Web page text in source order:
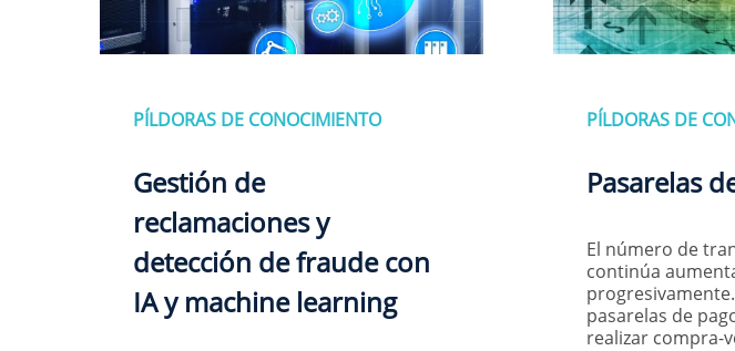
PÍLDORAS DE CONOCIMIENTO
Gestión de
reclamaciones y
detección de fraude con
IA y machine learning
PÍLDORAS DE
Pasarelas
El número de
continúa
pasarelas de
realizar compra-